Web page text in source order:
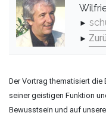
►
►
Der Vortrag thematisiert die
seiner geistigen Funktion
Bewusstsein und auf